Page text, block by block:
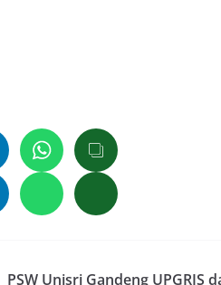
PSW Unisri Gandeng UPGRIS